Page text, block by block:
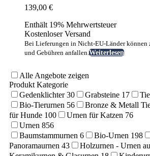
139,00 €
Enthält 19% Mehrwertsteuer
Kostenloser Versand
Bei Lieferungen in Nicht-EU-Länder können
und Gebühren anfallen.Weiterlesen
Alle Angebote zeigen
Produkt Kategorie
Gedenklichter30 Grabsteine 17
Bio-Tierurnen 56 Bronze & Metall
für Hunde 100 Urnen für Katzen 76
Urnen 856
Baumstammurnen 6 Bio-Urnen 198
Panoramaurnen 43 Holzurnen - Urnen